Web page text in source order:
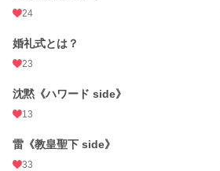
24
婚礼式とは？
23
沈黙《ハワード side》
13
雷《教皇聖下 side》
33